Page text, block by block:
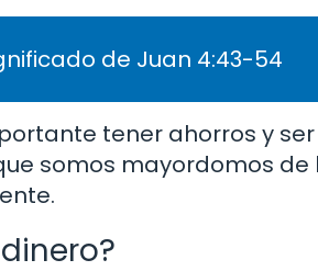
de Juan 4:43-54
tener ahorros y
somos mayordomos de